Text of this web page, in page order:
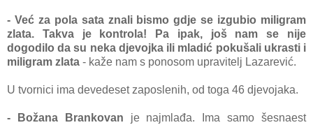
- Već za pola sata znali bismo gdje se izgubio miligram
zlata. Takva je kontrola! Pa ipak, još nam se nije
dogodilo da su neka djevojka ili mladić pokušali ukrasti i
miligram zlata - kaže nam s ponosom upravitelj Lazarević.
U tvornici ima devedeset zaposlenih, od toga 46 djevojaka.
- Božana Brankovan je najmlađa. Ima samo šesnaest